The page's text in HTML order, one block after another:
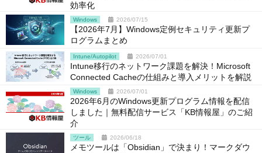
効率化
Windows 2026/07/15
【2026年7月】Windows定例セキュリティ更新プ
ログラムまとめ
Intune/Autopilot 2026/07/01
Intune移行のネットワーク課題を解決！Microsoft
Connected Cacheの仕組みと導入メリットを解説
Windows 2026/07/01
2026年6月のWindows更新プログラム情報を配信
しました｜無料配信サービス「KB情報屋」のご紹
介
ツール 2026/06/18
メモツールは「Obsidian」で決まり！マークダウ